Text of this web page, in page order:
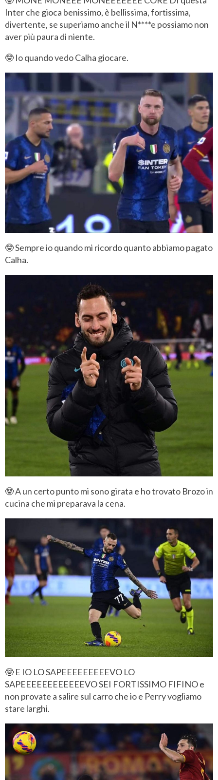
Inter che gioca benissimo, è bellissima, fortissima,
divertente, se superiamo anche il N****e possiamo non
aver più paura di niente.
🤓 Io quando vedo Calha giocare.
🤓 Sempre io quando mi ricordo quanto abbiamo pagato
Calha.
🤓 A un certo punto mi sono girata e ho trovato Brozo in
cucina che mi preparava la cena.
🤓 E IO LO SAPEEEEEEEEEVO LO
SAPEEEEEEEEEEEEVO SEI FORTISSIMO FIFINO e
non provate a salire sul carro che io e Perry vogliamo
stare larghi.